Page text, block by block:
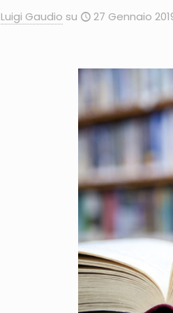
Luigi Gaudio su 27 Gennaio